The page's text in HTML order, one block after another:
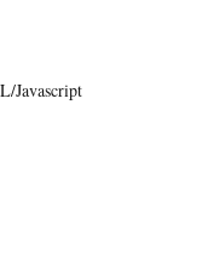
Javascript